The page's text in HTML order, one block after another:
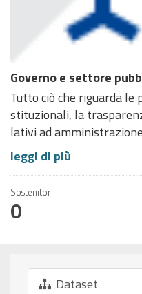
Governo e settore
Tutto ciò che riguarda
stituzionali, la
lativi ad
leggi di più
Sostenitori
0
Dataset